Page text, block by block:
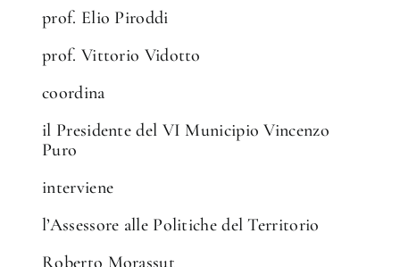
prof. Elio Piroddi
prof. Vittorio Vidotto
coordina
il Presidente del VI Municipio Vincenzo
Puro
interviene
l’Assessore alle Politiche del Territorio
Roberto Morassut